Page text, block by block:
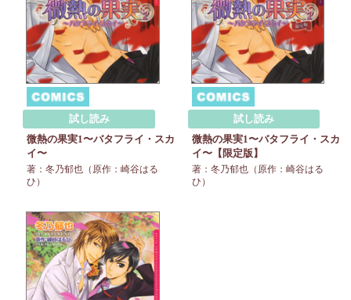
試し読み
微熱の果実1〜バタフライ・スカ
イ〜
著：冬乃郁也（原作：崎谷はる
ひ）
試し読み
微熱の果実1〜バタフライ・スカ
イ〜【限定版】
著：冬乃郁也（原作：崎谷はる
ひ）